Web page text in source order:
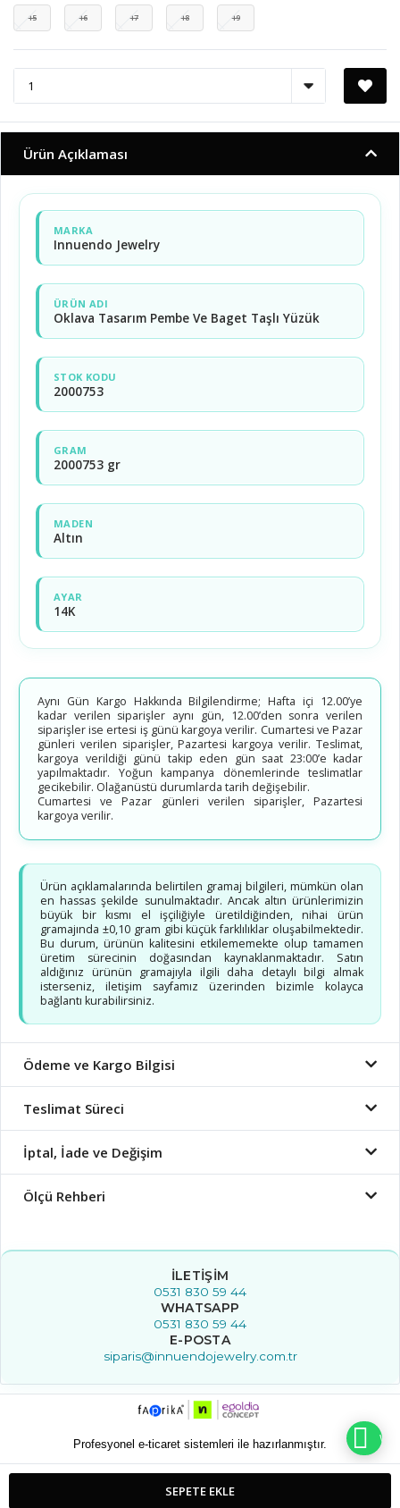
15 16 17 18 19
SEPETE EKLE
Ürün Açıklaması
MARKA
Innuendo Jewelry
ÜRÜN ADI
Oklava Tasarım Pembe Ve Baget Taşlı Yüzük
STOK KODU
2000753
GRAM
2000753 gr
MADEN
Altın
AYAR
14K
Aynı Gün Kargo Hakkında Bilgilendirme; Hafta içi 12.00’ye
kadar verilen siparişler aynı gün, 12.00’den sonra verilen
siparişler ise ertesi iş günü kargoya verilir. Cumartesi ve Pazar
günleri verilen siparişler, Pazartesi kargoya verilir. Teslimat,
kargoya verildiği günü takip eden gün saat 23:00’e kadar
yapılmaktadır. Yoğun kampanya dönemlerinde teslimatlar
gecikebilir. Olağanüstü durumlarda tarih değişebilir.
Cumartesi ve Pazar günleri verilen siparişler, Pazartesi
kargoya verilir.
Ürün açıklamalarında belirtilen gramaj bilgileri, mümkün olan
en hassas şekilde sunulmaktadır. Ancak altın ürünlerimizin
büyük bir kısmı el işçiliğiyle üretildiğinden, nihai ürün
gramajında ±0,10 gram gibi küçük farklılıklar oluşabilmektedir.
Bu durum, ürünün kalitesini etkilememekte olup tamamen
üretim sürecinin doğasından kaynaklanmaktadır. Satın
aldığınız ürünün gramajıyla ilgili daha detaylı bilgi almak
isterseniz, iletişim sayfamız üzerinden bizimle kolayca
bağlantı kurabilirsiniz.
Ödeme ve Kargo Bilgisi
Teslimat Süreci
İptal, İade ve Değişim
Ölçü Rehberi
İLETIŞIM
0531 830 59 44
WHATSAPP
0531 830 59 44
E-POSTA
siparis@innuendojewelry.com.tr
Profesyonel e-ticaret sistemleri ile hazırlanmıştır.